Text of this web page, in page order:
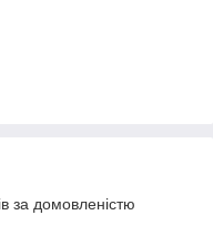
за домовленістю